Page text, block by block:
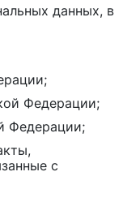
данных, в
Федерации;
Федерации;
с